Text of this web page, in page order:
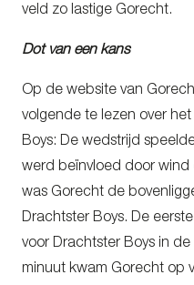
veld zo lastige Gorecht.
Dot van een kans
Op de website van
volgende te lezen over
Boys: De wedstrijd
werd beïnvloed door wind
was Gorecht de
Drachtster Boys. De
voor Drachtster Boys in
minuut kwam Gorecht op